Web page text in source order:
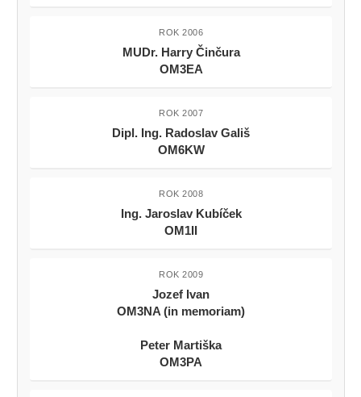
ROK 2006
MUDr. Harry Činčura
OM3EA
ROK 2007
Dipl. Ing. Radoslav Gališ
OM6KW
ROK 2008
Ing. Jaroslav Kubíček
OM1II
ROK 2009
Jozef Ivan
OM3NA (in memoriam)
Peter Martiška
OM3PA